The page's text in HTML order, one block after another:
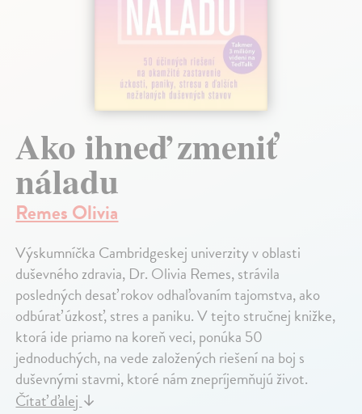
Ako ihneď zmeniť
náladu
Remes Olivia
Výskumníčka Cambridgeskej univerzity v oblasti
duševného zdravia, Dr. Olivia Remes, strávila
posledných desať rokov odhaľovaním tajomstva, ako
odbúrať úzkosť, stres a paniku. V tejto stručnej knižke,
ktorá ide priamo na koreň veci, ponúka 50
jednoduchých, na vede založených riešení na boj s
duševnými stavmi, ktoré nám znepríjemňujú život.
Čítať ďalej↓